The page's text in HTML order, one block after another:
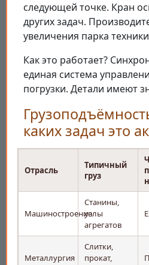
следующей точке. Кран
других задач.
увеличения парка
Как это работает?
единая система
погрузки. Детали имеют
каких задач это
Отрасль
Типичный
груз
Машиностроение
Станины,
узлы
агрегатов
Металлургия
Слитки,
прокат,